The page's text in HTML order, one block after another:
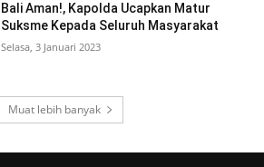
Bali Aman!, Kapolda Ucapkan Matur
Suksme Kepada Seluruh Masyarakat
Selasa, 3 Januari 2023
Muat lebih banyak